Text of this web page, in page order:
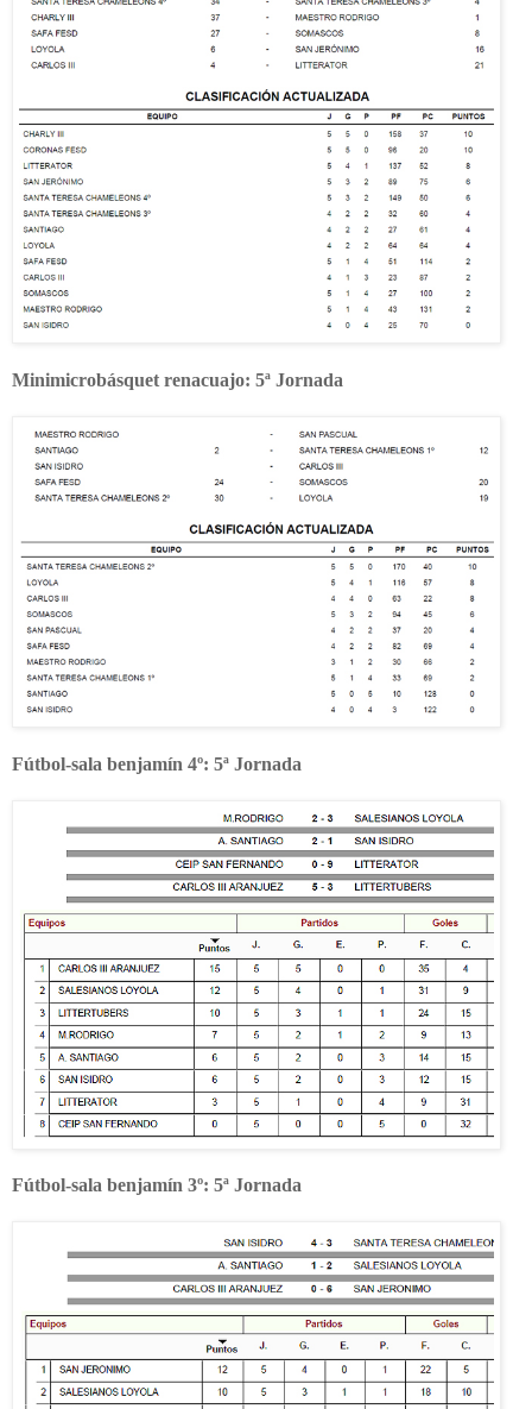
Minimicrobásquet renacuajo: 5ª Jornada
Fútbol-sala benjamín 4º: 5ª Jornada
Fútbol-sala benjamín 3º: 5ª Jornada